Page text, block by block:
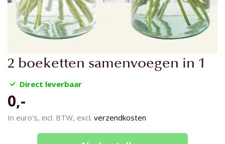
2 boeketten samenvoegen in 1
Direct leverbaar
0,-
In euro's, incl. BTW, excl. verzendkosten
Ga
naar
het
van
de
afbeeldingen-